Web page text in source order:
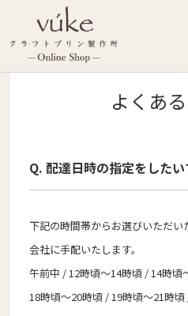
よくあ
Q. 配達日時の指定をしたい
下記の時間帯からお選びいただ
会社に手配いたします。
午前中 / 12時頃～14時頃 / 14時
18時頃～20時頃 / 19時頃～21時